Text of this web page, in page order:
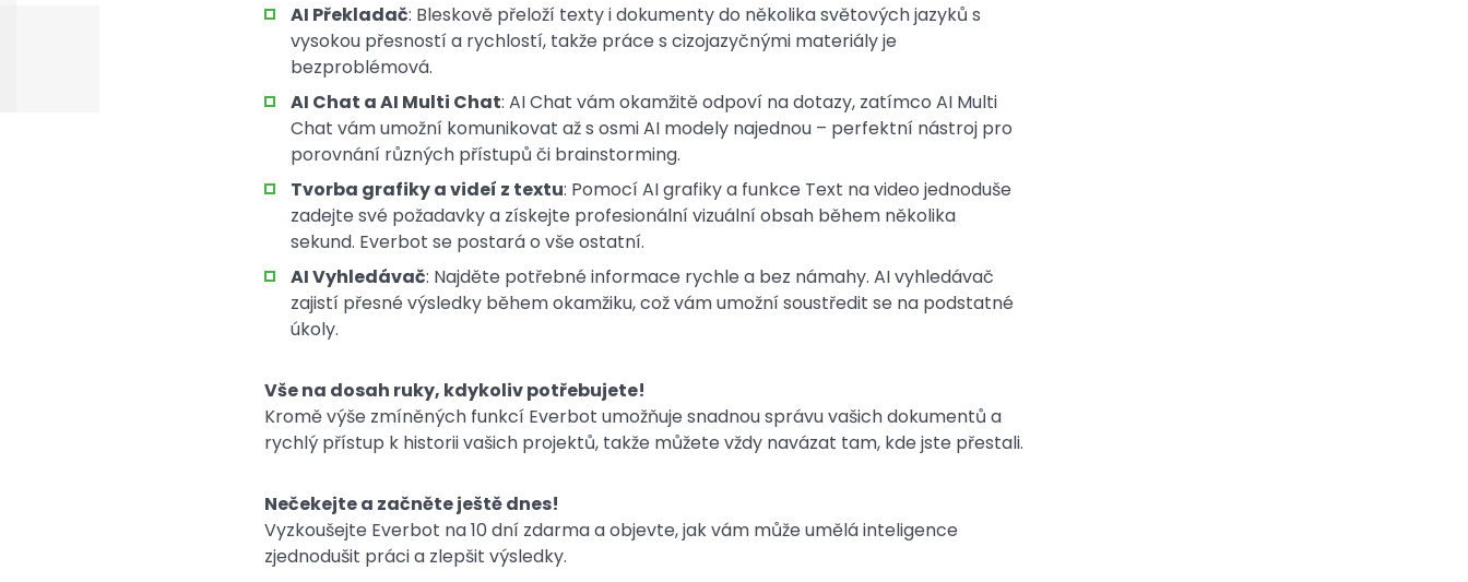
AI Překladač: Bleskově přeloží texty i dokumenty do několika světových jazyků s
vysokou přesností a rychlostí, takže práce s cizojazyčnými materiály je
bezproblémová.
AI Chat a AI Multi Chat: AI Chat vám okamžitě odpoví na dotazy, zatímco AI Multi
Chat vám umožní komunikovat až s osmi AI modely najednou – perfektní nástroj pro
porovnání různých přístupů či brainstorming.
Tvorba grafiky a videí z textu: Pomocí AI grafiky a funkce Text na video jednoduše
zadejte své požadavky a získejte profesionální vizuální obsah během několika
sekund. Everbot se postará o vše ostatní.
AI Vyhledávač: Najděte potřebné informace rychle a bez námahy. AI vyhledávač
zajistí přesné výsledky během okamžiku, což vám umožní soustředit se na podstatné
úkoly.
Vše na dosah ruky, kdykoliv potřebujete!
Kromě výše zmíněných funkcí Everbot umožňuje snadnou správu vašich dokumentů a
rychlý přístup k historii vašich projektů, takže můžete vždy navázat tam, kde jste přestali.
Nečekejte a začněte ještě dnes!
Vyzkoušejte Everbot na 10 dní zdarma a objevte, jak vám může umělá inteligence
zjednodušit práci a zlepšit výsledky.